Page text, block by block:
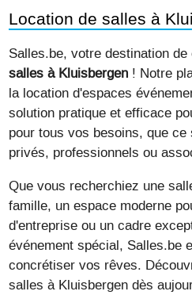
Location de salles à
Salles.be, votre destination
salles à Kluisbergen ! Notre
la location d'espaces
solution pratique et efficace
pour tous vos besoins, que
privés, professionnels ou
Que vous recherchiez une
famille, un espace moderne
d'entreprise ou un cadre
événement spécial, Salles.be
concrétiser vos rêves.
salles à Kluisbergen dès